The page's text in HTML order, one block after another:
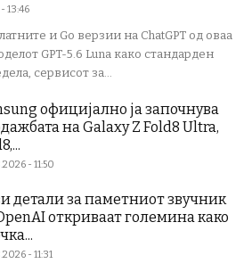
13:46
и Go верзии на ChatGPT од оваа
GPT-5.6 Luna како стандарден
сервисот за...
официјално ја започнува
на Galaxy Z Fold8 Ultra,
- 11:50
детали за паметниот звучник
откриваат големина како
- 11:31